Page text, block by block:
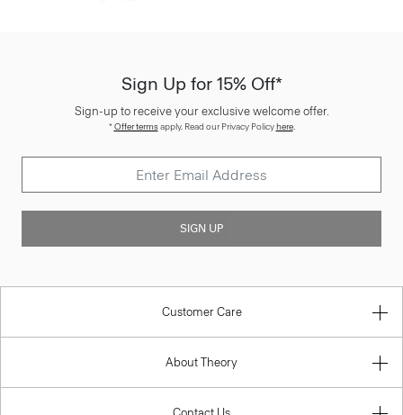
Sign Up for 15% Off*
Sign-up to receive your exclusive welcome offer.
*Offer termsapply. Read our Privacy Policyhere.
SIGN UP
Customer Care
About Theory